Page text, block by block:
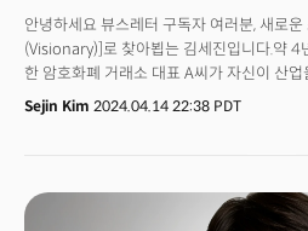
안녕하세요 뷰스레터 구독자 여러분, 새로
(Visionary)]로 찾아뵙는 김세진입니다.약 4
한 암호화폐 거래소 대표 A씨가 자신이 산
있다며 저에게 접촉했습니다. 당시(그리고
할 비즈니스모델이 없는 상태였죠. 그가 내
구동되는 거래소)가 아니었습니다. 파트너
맞는 컴플라이언스(준법감시)를 탑재한 거래
Sejin Kim 2024.04.14 22:38 PDT